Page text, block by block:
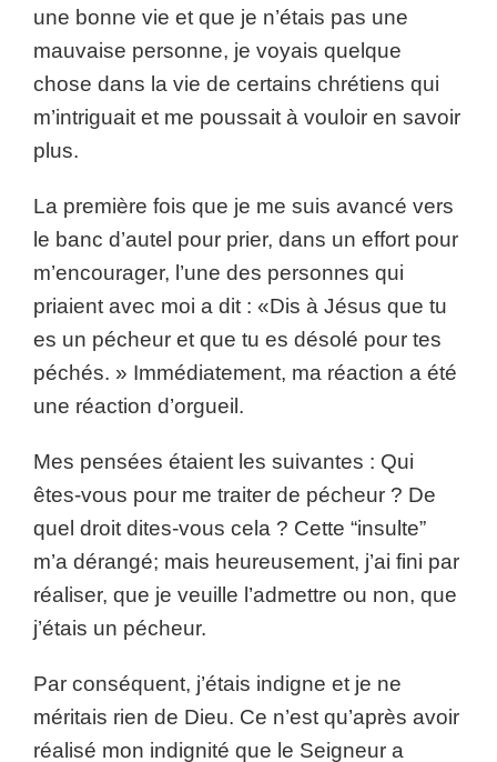
une bonne vie et que je n’étais pas une
mauvaise personne, je voyais quelque
chose dans la vie de certains chrétiens qui
m’intriguait et me poussait à vouloir en savoir
plus.
La première fois que je me suis avancé vers
le banc d’autel pour prier, dans un effort pour
m’encourager, l’une des personnes qui
priaient avec moi a dit : «Dis à Jésus que tu
es un pécheur et que tu es désolé pour tes
péchés. » Immédiatement, ma réaction a été
une réaction d’orgueil.
Mes pensées étaient les suivantes : Qui
êtes-vous pour me traiter de pécheur ? De
quel droit dites-vous cela ? Cette “insulte”
m’a dérangé; mais heureusement, j’ai fini par
réaliser, que je veuille l’admettre ou non, que
j’étais un pécheur.
Par conséquent, j’étais indigne et je ne
méritais rien de Dieu. Ce n’est qu’après avoir
réalisé mon indignité que le Seigneur a